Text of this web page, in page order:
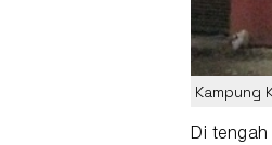
Kampung
Di